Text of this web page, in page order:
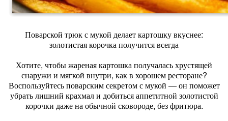
Поварской трюк с мукой делает картошку вкуснее:
золотистая корочка получится всегда
Хотите, чтобы жареная картошка получалась хрустящей
снаружи и мягкой внутри, как в хорошем ресторане?
Воспользуйтесь поварским секретом с мукой — он поможет
убрать лишний крахмал и добиться аппетитной золотистой
корочки даже на обычной сковороде, без фритюра.